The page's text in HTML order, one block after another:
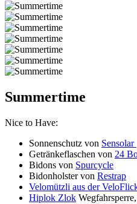
Summertime
Nice to Have:
Sonnenschutz von Sensolar
Getränkeflaschen von 24
Bidons von Spurcycle
Bidonholster von Restrap
Velomützli aus der
Hiplok Zlok